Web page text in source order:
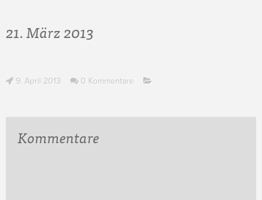
21. März 2013
9. April 2013 0 Kommentare
Kommentare